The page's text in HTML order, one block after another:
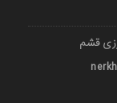
قشم
501036018 | 971***77739